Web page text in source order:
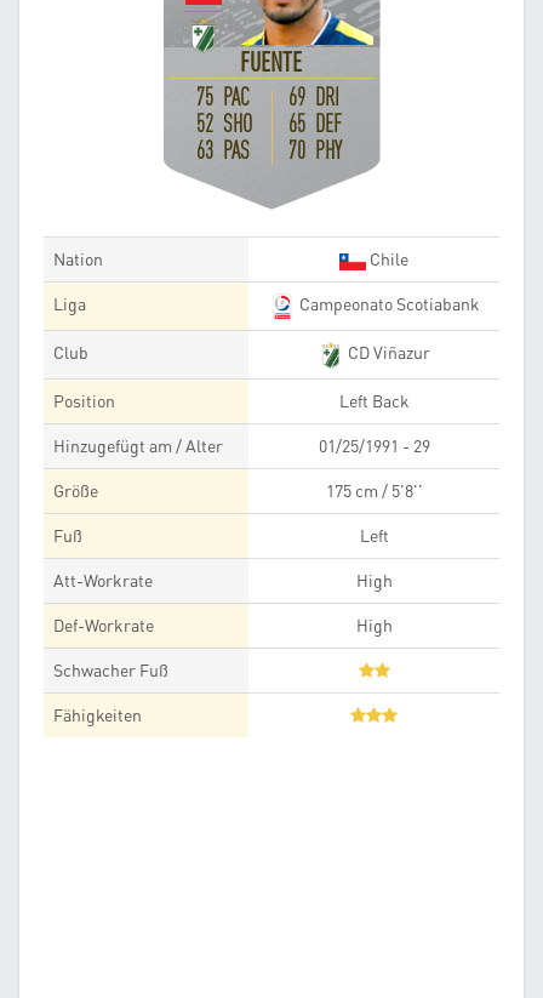
FUENTE
75 PAC
52 SHO
63 PAS
69 DRI
65 DEF
70 PHY
Nation Chile
Liga Campeonato Scotiabank
Club CD Viñazur
Position Left Back
Hinzugefügt am / Alter 01/25/1991 - 29
Größe 175 cm / 5'8''
Fuß Left
Att-Workrate High
Def-Workrate High
Schwacher Fuß
Fähigkeiten